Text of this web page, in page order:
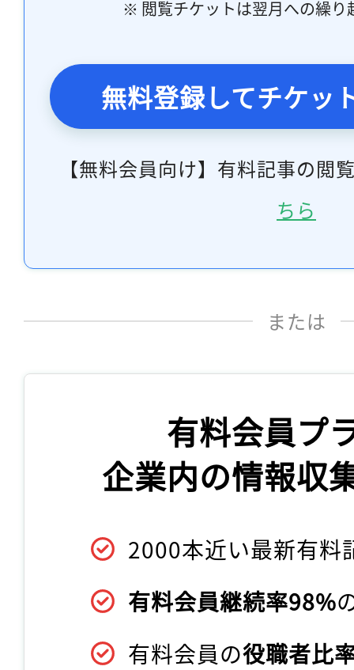
※ 閲覧チケットは翌月への繰り
無料登録してチケッ
【無料会員向け】有料記事の閲
ちら
または
有料会員プ
企業内の情報収
2000本近い最新有料
有料会員継続率98%
有料会員の役職者比